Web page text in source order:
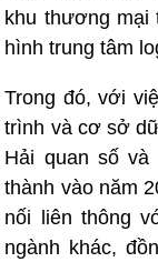
khu thương
hình trung tâm
Trong đó, với
trình và cơ sở
Hải quan số và
thành vào năm
nối liên thông
ngành khác,